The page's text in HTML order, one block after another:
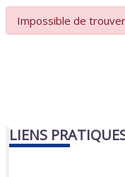
Impossible de
LIENS